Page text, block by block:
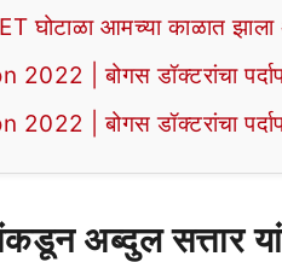
घोटाळा आमच्या काळात
| बोगस डॉक्टरांचा
| बोगस डॉक्टरांचा
अब्दुल सत्तार